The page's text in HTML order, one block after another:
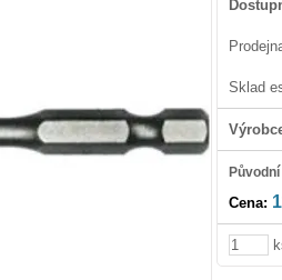
Sklad
Cena: